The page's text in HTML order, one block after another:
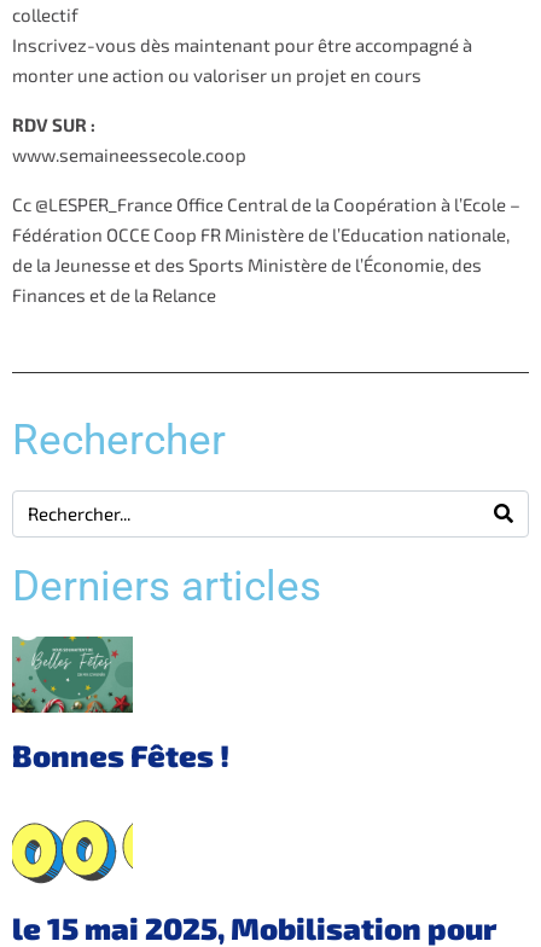
collectif
Inscrivez-vous dès maintenant pour être accompagné à
monter une action ou valoriser un projet en cours
RDV SUR :
www.semaineessecole.coop
Cc @LESPER_France Office Central de la Coopération à l’Ecole –
Fédération OCCE Coop FR Ministère de l’Education nationale,
de la Jeunesse et des Sports Ministère de l’Économie, des
Finances et de la Relance
Rechercher
Derniers articles
Bonnes Fêtes !
le 15 mai 2025, Mobilisation pour